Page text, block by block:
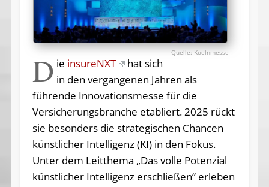
Koelnmesse
D ie insureNXT
hat sich
in den vergangenen Jahren als
führende Innovationsmesse für die
Versicherungsbranche etabliert. 2025 rückt
sie besonders die strategischen Chancen
künstlicher Intelligenz (KI) in den Fokus.
Unter dem Leitthema „Das volle Potenzial
künstlicher Intelligenz erschließen“ erleben